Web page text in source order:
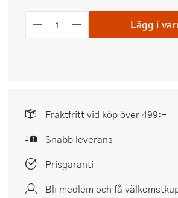
Lägg i
Fraktfritt vid köp över 499:-
Snabb leverans
Prisgaranti
Bli medlem och få